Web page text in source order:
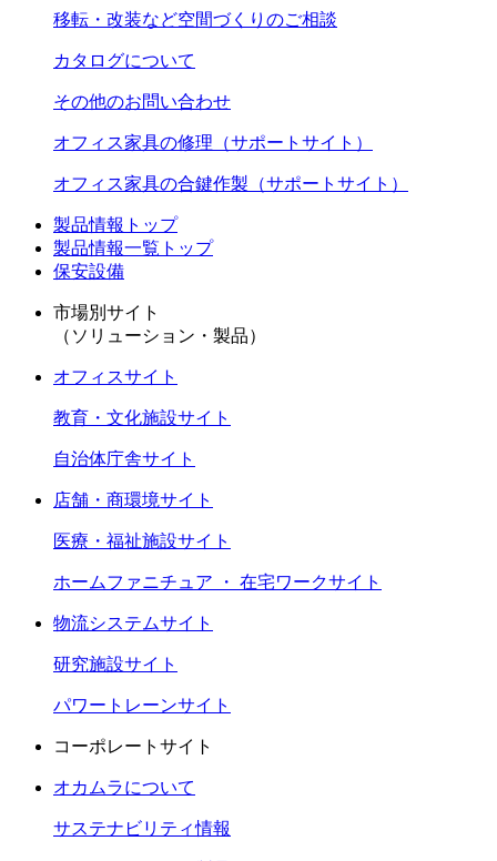
移転・改装など空間づくりのご相談
カタログについて
その他のお問い合わせ
オフィス家具の修理（サポートサイト）
オフィス家具の合鍵作製（サポートサイト）
製品情報トップ
製品情報一覧トップ
保安設備
市場別サイト
（ソリューション・製品）
オフィスサイト
教育・文化施設サイト
自治体庁舎サイト
店舗・商環境サイト
医療・福祉施設サイト
ホームファニチュア ・ 在宅ワークサイト
物流システムサイト
研究施設サイト
パワートレーンサイト
コーポレートサイト
オカムラについて
サステナビリティ情報